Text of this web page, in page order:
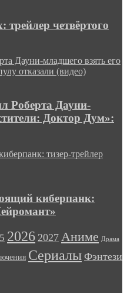
трейлер четвёртого
Дауни-младшего взять его
отказали (видео)
Роберта Дауни-
Доктор Дум»:
тизер-трейлер
киберпанк:
2026 2027 Аниме Драма
Сериалы Фэнтези